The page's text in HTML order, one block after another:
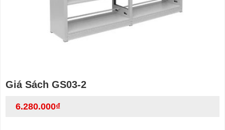
Giá Sách GS03-2
6.280.000₫